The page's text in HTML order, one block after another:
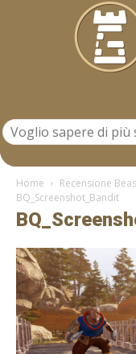
Home
Recensione
BQ_Screenshot_Bandit